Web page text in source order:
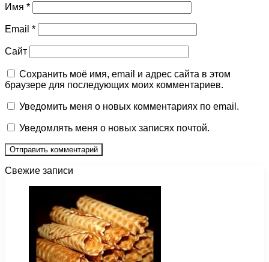
Имя *
Email *
Сайт
Сохранить моё имя, email и адрес сайта в этом
браузере для последующих моих комментариев.
Уведомить меня о новых комментариях по email.
Уведомлять меня о новых записях почтой.
Свежие записи